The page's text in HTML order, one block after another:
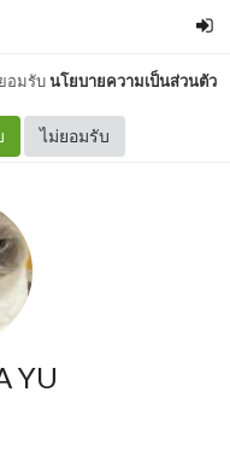
อมรับนโยบายความเป็นส่วนตัว
ไม่ยอมรับ
YU